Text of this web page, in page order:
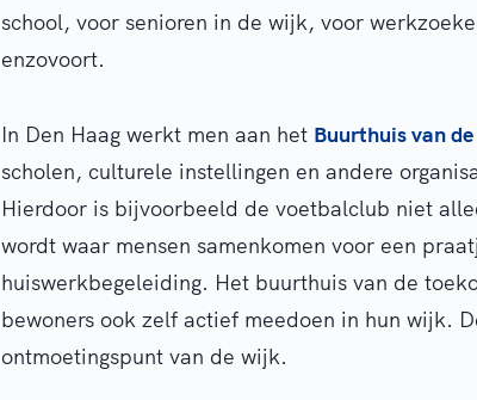
school, voor senioren in de wijk, voor
enzovoort.
In Den Haag werkt men aan het Buurthuis van
scholen, culturele instellingen en andere
Hierdoor is bijvoorbeeld de voetbalclub niet
wordt waar mensen samenkomen voor een
huiswerkbegeleiding. Het buurthuis van de
bewoners ook zelf actief meedoen in hun wijk.
ontmoetingspunt van de wijk.